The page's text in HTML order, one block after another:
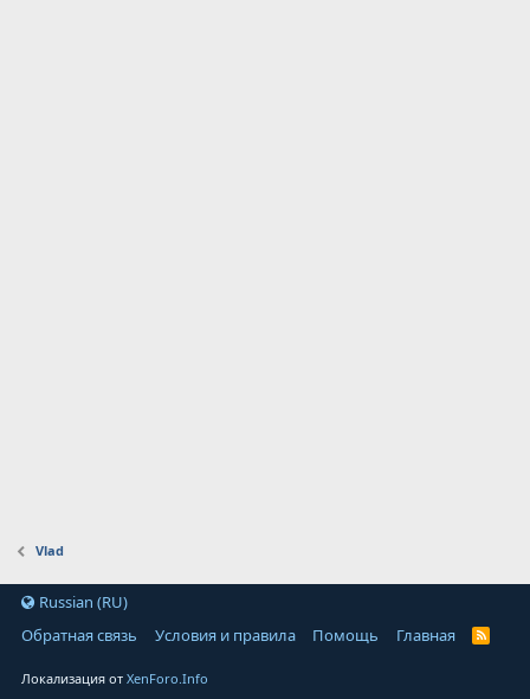
Vlad
Russian (RU)
Обратная связь
Условия и правила Помощь Главная
Локализация отXenForo.Info